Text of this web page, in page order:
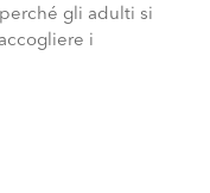
gli adulti si
i